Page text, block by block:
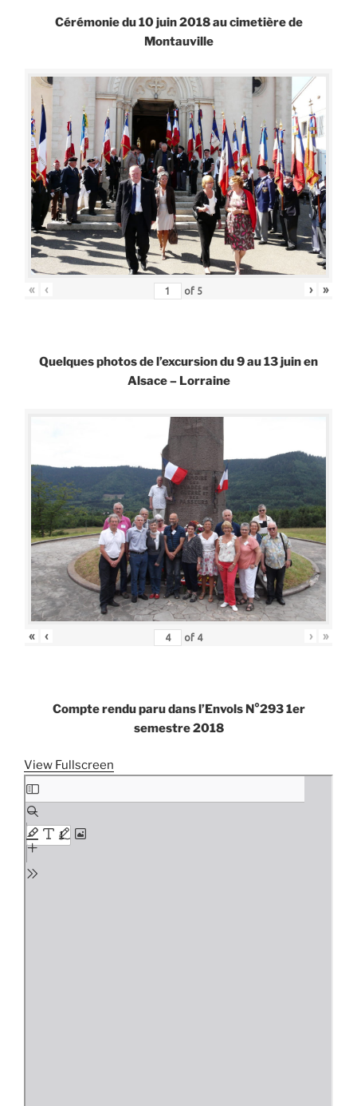
Cérémonie du 10 juin 2018 au cimetière de
Montauville
« ‹ of 5 › »
Quelques photos de l’excursion du 9 au 13 juin en
Alsace – Lorraine
« ‹ of 4 › »
Compte rendu paru dans l’Envols N°293 1er
semestre 2018
View Fullscreen
Aller
au
contenu
PDF